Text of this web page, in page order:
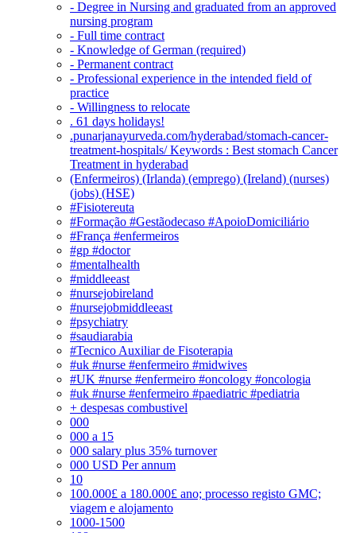
- Degree in Nursing and graduated from an approved
nursing program
- Full time contract
- Knowledge of German (required)
- Permanent contract
- Professional experience in the intended field of
practice
- Willingness to relocate
. 61 days holidays!
.punarjanayurveda.com/hyderabad/stomach-cancer-
treatment-hospitals/ Keywords : Best stomach Cancer
Treatment in hyderabad
(Enfermeiros) (Irlanda) (emprego) (Ireland) (nurses)
(jobs) (HSE)
#Fisiotereuta
#Formação #Gestãodecaso #ApoioDomiciliário
#França #enfermeiros
#gp #doctor
#mentalhealth
#middleeast
#nursejobireland
#nursejobmiddleeast
#psychiatry
#saudiarabia
#Tecnico Auxiliar de Fisoterapia
#uk #nurse #enfermeiro #midwives
#UK #nurse #enfermeiro #oncology #oncologia
#uk #nurse #enfermeiro #paediatric #pediatria
+ despesas combustivel
000
000 a 15
000 salary plus 35% turnover
000 USD Per annum
10
100.000£ a 180.000£ ano; processo registo GMC;
viagem e alojamento
1000-1500